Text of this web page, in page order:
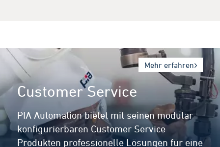
Customer Service
PIA Automation bietet mit seinen modular
konfigurierbaren Customer Service
Produkten professionelle Lösungen für eine
Mehr erfahren